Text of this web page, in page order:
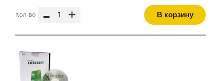
Кол-во - + В корзину